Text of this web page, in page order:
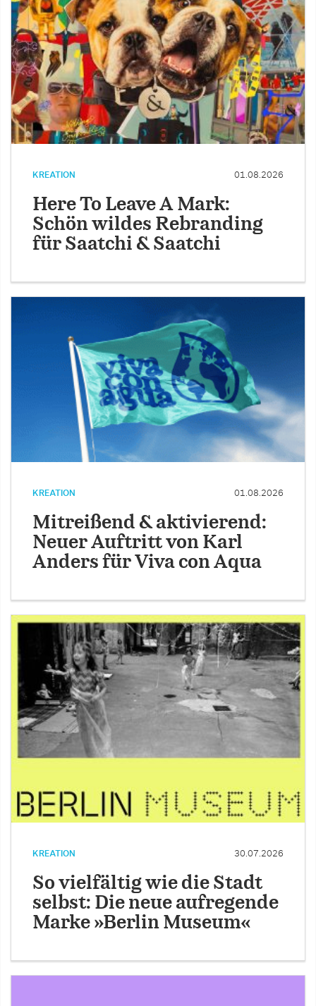
KREATION 01.08.2026
Here To Leave A Mark:
Schön wildes Rebranding
für Saatchi & Saatchi
KREATION 01.08.2026
Mitreißend & aktivierend:
Neuer Auftritt von Karl
Anders für Viva con Aqua
KREATION 30.07.2026
So vielfältig wie die Stadt
selbst: Die neue aufregende
Marke »Berlin Museum«